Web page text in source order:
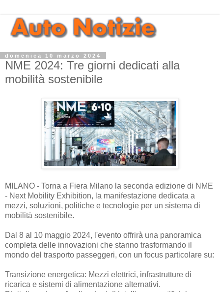
domenica 10 marzo 2024
NME 2024: Tre giorni dedicati alla
mobilità sostenibile
MILANO - Torna a Fiera Milano la seconda edizione di NME
- Next Mobility Exhibition, la manifestazione dedicata a
mezzi, soluzioni, politiche e tecnologie per un sistema di
mobilità sostenibile.
Dal 8 al 10 maggio 2024, l'evento offrirà una panoramica
completa delle innovazioni che stanno trasformando il
mondo del trasporto passeggeri, con un focus particolare su:
Transizione energetica: Mezzi elettrici, infrastrutture di
ricarica e sistemi di alimentazione alternativi.